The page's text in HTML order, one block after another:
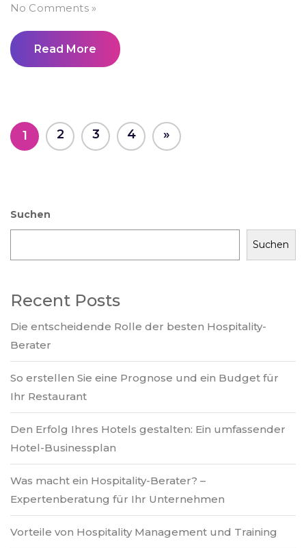
No Comments »
Read More
1 2 3 4 »
Suchen
Suchen
Recent Posts
Die entscheidende Rolle der besten Hospitality-
Berater
So erstellen Sie eine Prognose und ein Budget für
Ihr Restaurant
Den Erfolg Ihres Hotels gestalten: Ein umfassender
Hotel-Businessplan
Was macht ein Hospitality-Berater? –
Expertenberatung für Ihr Unternehmen
Vorteile von Hospitality Management und Training